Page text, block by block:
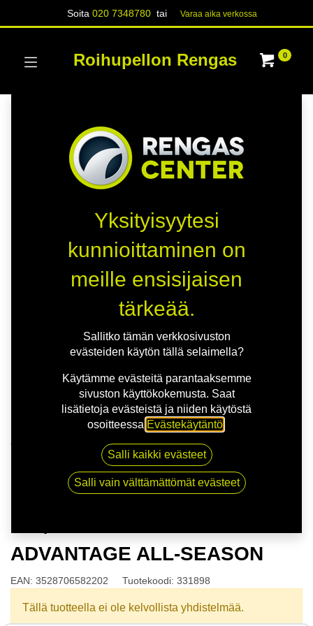
Soita020 7348780 tai Varaa aika verk​​​​ossa
Roihupellon Rengas 0
175/55R15 77H BFGOODRICH ADVANTAGE ALL-
ADVANTAGE ALL-SEASON
EAN: 3528706582202 Tuotekoodi: 331898
Tällä tuotteella ei ole kelvollista yhdistelmää.
Yksityisyytesi
kunnioittaminen on
meille ensisijaisen
tärkeää.
Sallitko tämän verkkosivuston
evästeiden käytön tällä selaimella?
Käytämme evästeitä parantaaksemme
sivuston käyttökokemusta. Saat
lisätietoja evästeistä ja niiden käytöstä
osoitteessa Evästekäytäntö
Salli kaikki evästeet
Salli vain välttämättömät evästeet